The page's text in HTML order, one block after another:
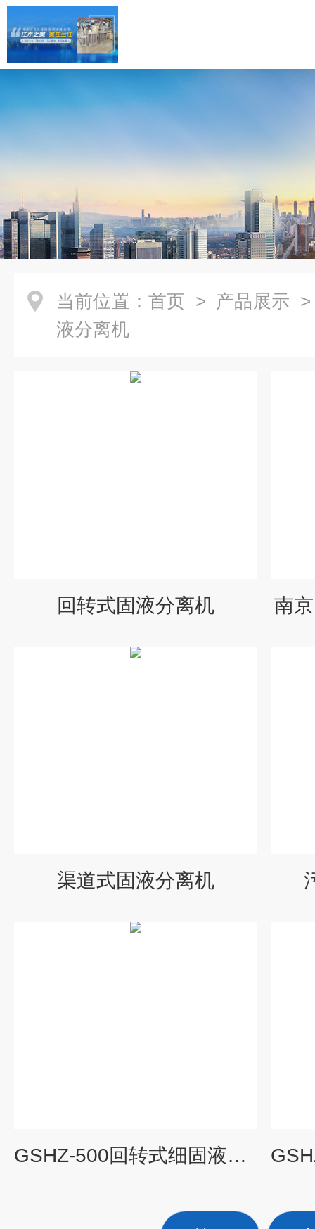
当前位置： 首页 > 产品展示
液分离机
回转式固液分离机 南
渠道式固液分离机
GSHZ-500回转式细固液分离机